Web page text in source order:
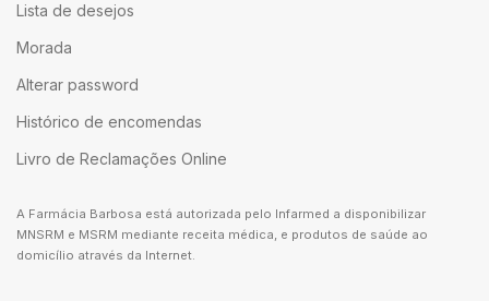
Lista de desejos
Morada
Alterar password
Histórico de encomendas
Livro de Reclamações Online
A Farmácia Barbosa está autorizada pelo Infarmed a disponibilizar
MNSRM e MSRM mediante receita médica, e produtos de saúde ao
domicílio através da Internet.